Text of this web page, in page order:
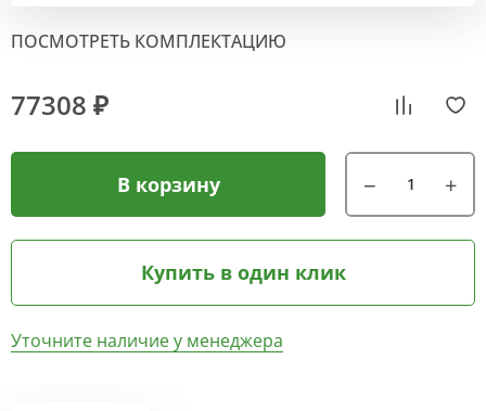
ПОСМОТРЕТЬ КОМПЛЕКТАЦИЮ
77308 ₽
В корзину
Купить в один клик
Уточните наличие у менеджера